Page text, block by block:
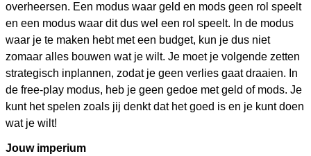
overheersen. Een modus waar geld en mods geen rol speelt
en een modus waar dit dus wel een rol speelt. In de modus
waar je te maken hebt met een budget, kun je dus niet
zomaar alles bouwen wat je wilt. Je moet je volgende zetten
strategisch inplannen, zodat je geen verlies gaat draaien. In
de free-play modus, heb je geen gedoe met geld of mods. Je
kunt het spelen zoals jij denkt dat het goed is en je kunt doen
wat je wilt!
Jouw imperium